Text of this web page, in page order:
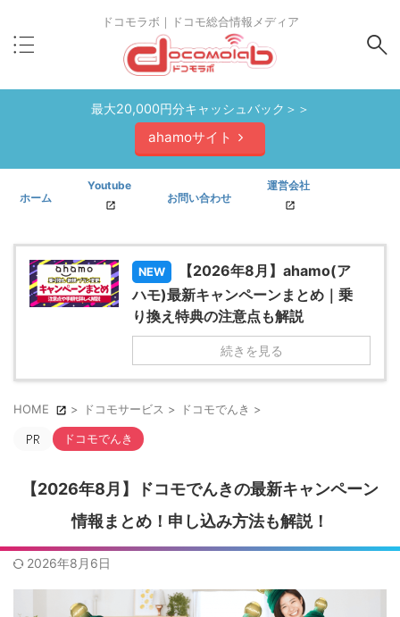
ドコモラボ｜ドコモ総合情報メディア
最大20,000円分キャッシュバック＞＞
ahamoサイト
ホーム
Youtube
お問い合わせ
運営会社
NEW
【2026年8月】ahamo(ア
ハモ)最新キャンペーンまとめ｜乗
り換え特典の注意点も解説
続きを見る
HOME > ドコモサービス > ドコモでんき >
ドコモでんき
【2026年8月】ドコモでんきの最新キャンペーン
情報まとめ！申し込み方法も解説！
2026年8月6日